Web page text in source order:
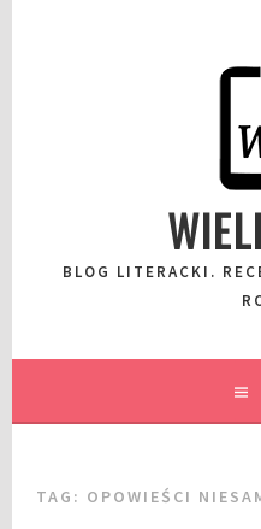
BLOG LITERACKI.
TAG: OPOWIEŚCI